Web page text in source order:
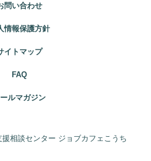
問い合わせ
情報保護方針
イトマップ
FAQ
ールマガジン
相談センター ジョブカフェこうち